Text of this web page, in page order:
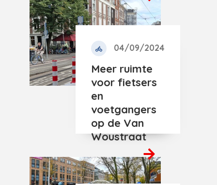
04/09/2024
Meer ruimte
voor fietsers
en
voetgangers
op de Van
Woustraat